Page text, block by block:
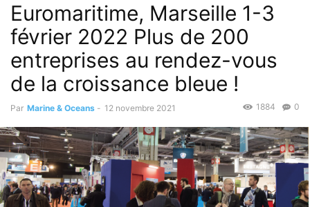
Euromaritime, Marseille 1-3
février 2022 Plus de 200
entreprises au rendez-vous
de la croissance bleue !
Par Marine & Oceans - 12 novembre 2021 0
1884